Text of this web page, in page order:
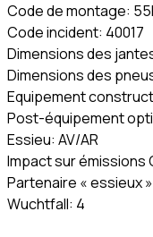
Code de montage:
Code incident: 40017
Dimensions des
Dimensions des
Equipement
Post-équipement
Essieu: AV/AR
Impact sur émissions
Partenaire « essieux
Wuchtfall: 4